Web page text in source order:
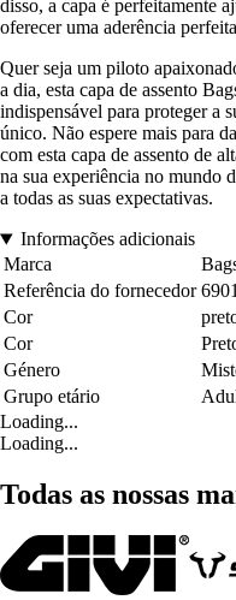
disso, a capa é perfeitamente
oferecer uma aderência
Quer seja um piloto
a dia, esta capa de assento
indispensável para proteger a
único. Não espere mais para
com esta capa de assento de
na sua experiência no mundo
a todas as suas expectativas.
Informações adicionais
Marca
Referência do fornecedor
Cor
Cor
Género
Grupo etário
Loading...
Loading...
Todas as nossas